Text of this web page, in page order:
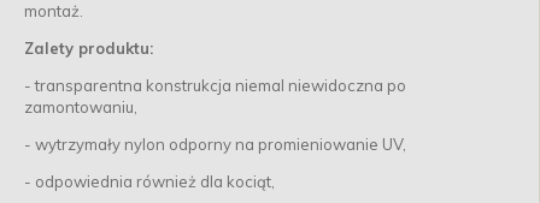
montaż.
Zalety produktu:
- transparentna konstrukcja niemal niewidoczna po
zamontowaniu,
- wytrzymały nylon odporny na promieniowanie UV,
- odpowiednia również dla kociąt,